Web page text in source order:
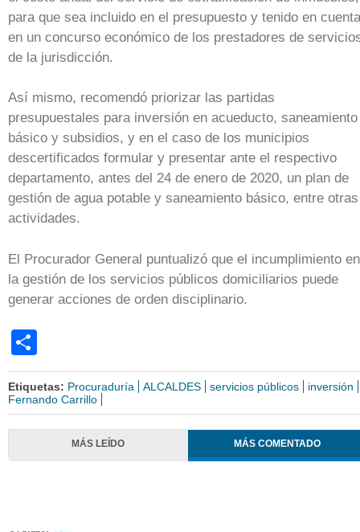
para que sea incluido en el presupuesto y tenido en cuenta
en un concurso económico de los prestadores de
de la jurisdicción.
Así mismo, recomendó priorizar las partidas
presupuestales para inversión en acueducto, saneamiento
básico y subsidios, y en el caso de los municipios
descertificados formular y presentar ante el respectivo
departamento, antes del 24 de enero de 2020, un plan de
gestión de agua potable y saneamiento básico, entre otras
actividades.
El Procurador General puntualizó que el incumplimiento en
la gestión de los servicios públicos domiciliarios puede
generar acciones de orden disciplinario.
Etiquetas: Procuraduría ALCALDES servicios públicos
inversión
Fernando Carrillo
MÁS LEÍDO MÁS COMENTADO